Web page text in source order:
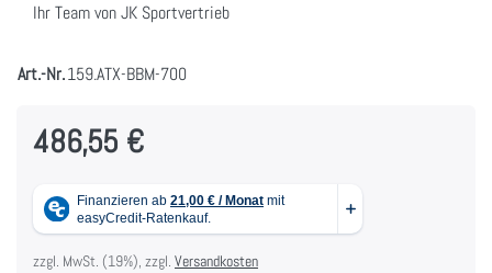
Ihr Team von JK Sportvertrieb
Art.-Nr.159.ATX-BBM-700
486,55 €
zzgl. MwSt. (19%), zzgl. Versandkosten